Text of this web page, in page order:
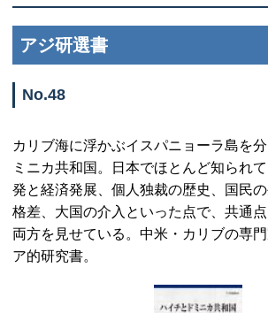
アジ研選書
No.48
カリブ海に浮かぶイスパニョーラ島を
ミニカ共和国。日本でほとんど知られ
発と経済発展、個人独裁の歴史、国民
格差、大国の介入といった点で、共通
両方を見せている。中米・カリブの専
ア的研究書。